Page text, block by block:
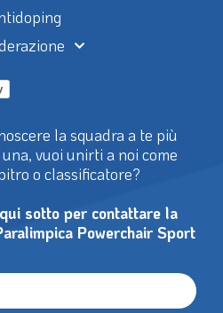
la squadra a te più
vuoi unirti a noi come
o classificatore?
sotto per contattare la
Powerchair Sport